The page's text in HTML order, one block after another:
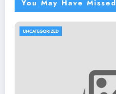
You May Have Missed
UNCATEGORIZED